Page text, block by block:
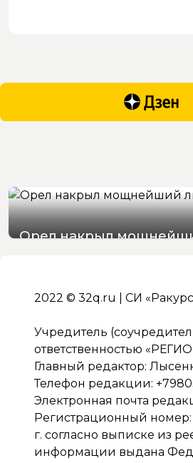
Орел накрыл
2022 © 32q.ru | СИ
Учредитель
ответственностью
Главный редактор:
Телефон редакции:
Электронная почта
Регистрационный
г. согласно выписке из
информации выдана